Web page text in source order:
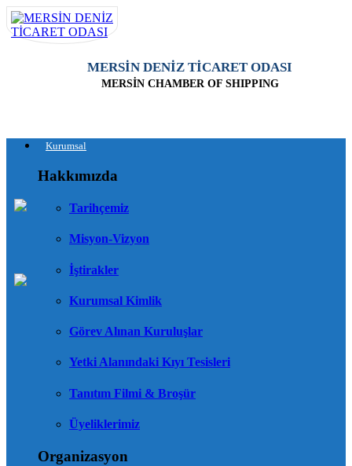
MERSİN DENİZ TİCARET ODASI
MERSİN CHAMBER OF SHIPPING
Kurumsal
Hakkımızda
Tarihçemiz
Misyon-Vizyon
İştirakler
Kurumsal Kimlik
Görev Alınan Kuruluşlar
Yetki Alanındaki Kıyı Tesisleri
Tanıtım Filmi & Broşür
Üyeliklerimiz
Organizasyon